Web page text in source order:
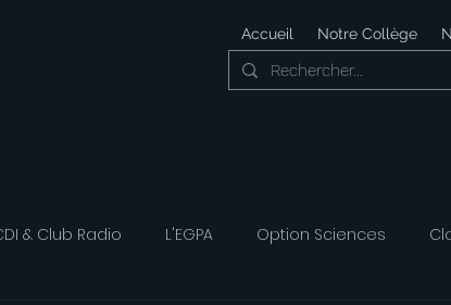
Accueil Notre Collège
& Club Radio L'EGPA Option Sciences